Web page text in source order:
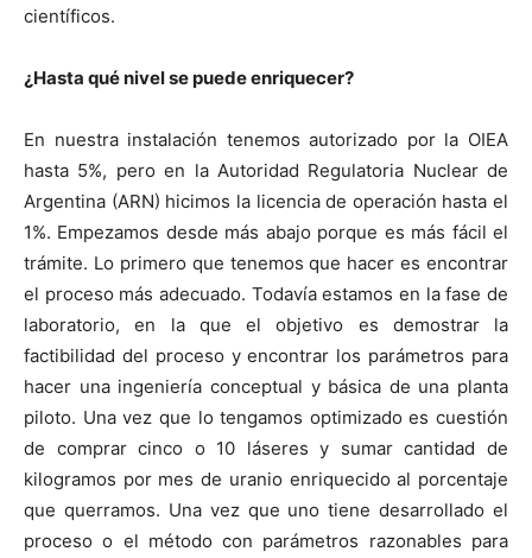
científicos.
¿Hasta qué nivel se puede enriquecer?
En nuestra instalación tenemos autorizado por la OIEA
hasta 5%, pero en la Autoridad Regulatoria Nuclear de
Argentina (ARN) hicimos la licencia de operación hasta el
1%. Empezamos desde más abajo porque es más fácil el
trámite. Lo primero que tenemos que hacer es encontrar
el proceso más adecuado. Todavía estamos en la fase de
laboratorio, en la que el objetivo es demostrar la
factibilidad del proceso y encontrar los parámetros para
hacer una ingeniería conceptual y básica de una planta
piloto. Una vez que lo tengamos optimizado es cuestión
de comprar cinco o 10 láseres y sumar cantidad de
kilogramos por mes de uranio enriquecido al porcentaje
que querramos. Una vez que uno tiene desarrollado el
proceso o el método con parámetros razonables para